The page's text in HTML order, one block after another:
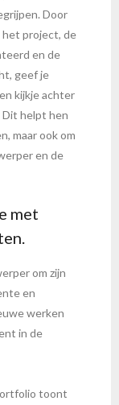
Door
het project, de
en de
geef je
kijkje achter
Dit helpt hen
maar ook om
en de
met
om zijn
en
werken
in de
toont